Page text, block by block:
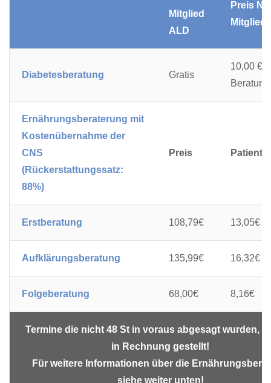
Mitglied
ALD
Preis
Mitglied
Diabetesberatung Gratis
10,00 € /
Beratung
Ernährungsberaterung mit
Kostenübernahme der
CNS
(Rückerstattungssatz:
88%)
Preis
Erstberatung 108,79€ 13,05€
Aufklärungsberatung 135,99€ 16,32€
Folgeberatung 68,00€ 8,16€
Termine die nicht 48 St in voraus abgesagt wurden,
in Rechnung gestellt!
Für weitere Informationen über die
siehe weiter unten!